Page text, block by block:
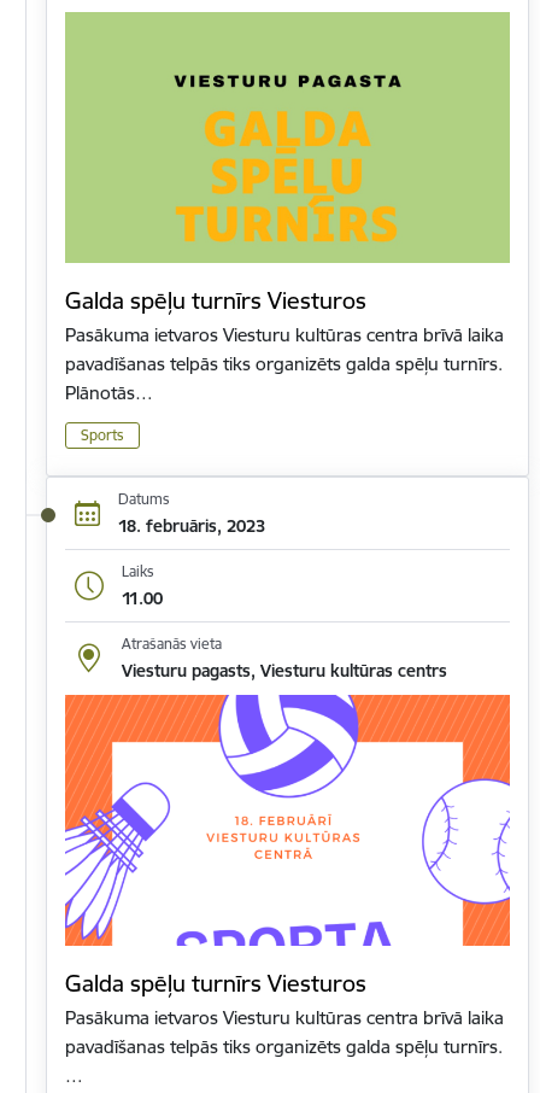
Galda spēļu turnīrs Viesturos
Pasākuma ietvaros Viesturu kultūras centra brīvā laika
pavadīšanas telpās tiks organizēts galda spēļu turnīrs.
Plānotās…
Sports
Datums
18. februāris, 2023
Laiks
11.00
Atrašanās vieta
Viesturu pagasts, Viesturu kultūras centrs
Galda spēļu turnīrs Viesturos
Pasākuma ietvaros Viesturu kultūras centra brīvā laika
pavadīšanas telpās tiks organizēts galda spēļu turnīrs.
…